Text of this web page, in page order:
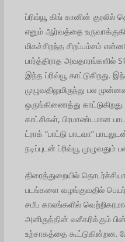
ப்ரிவ்யூ கிங் கானின்
எனும் ஆர்வத்தை
மிகச்சிறந்த சிறப்பம்சம்
பார்த்திராத அவதாரங்களில்
இந்த ப்ரிவ்யூ காட்டுகிறது.
முழுவதிலுமிருந்து பல
ஒருங்கிணைத்து
காட்சிகள், பிரமாண்டமான
ட்ராக் “பாட்டு பாடவா”
நடிப்புடன் ப்ரிவ்யூ
திரைத்துறையில்
படங்களை வழங்குவதில்
சமீப காலங்களில்
அனிருத்தின் வசீகரிக்கும்
உற்சாகத்தை கூட்டுகின்றன.